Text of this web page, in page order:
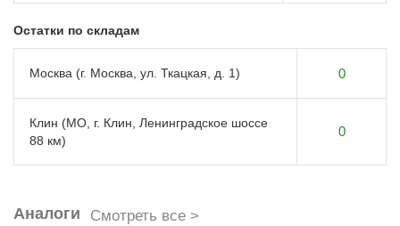
Остатки по складам
Москва (г. Москва, ул. Ткацкая, д. 1) 0
Клин (МО, г. Клин, Ленинградское шоссе
88 км)
0
Аналоги Смотреть все >